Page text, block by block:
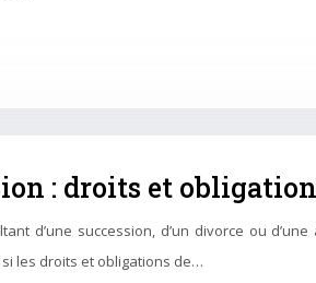
: droits et
d’une succession, d’un divorce ou
les droits et obligations de…